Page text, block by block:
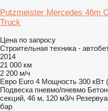
Putzmeister Mercedes 46m
Truck
Цена по запросу
Строительная техника -
2014
21 000 км
2 200 м/ч
Евро Euro 4 Мощность 300 кВт
Подвеска пневмо/пневмо
секций, 46 м, 120 м3/ч
бар